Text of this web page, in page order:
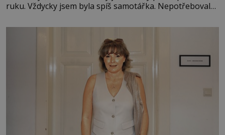
ruku. Vždycky jsem byla spíš samotářka. Nepotřebovala
mi knihy, práce a hlavně klid. Hned po studiích jsem